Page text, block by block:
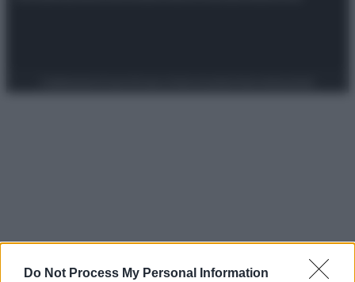
Do Not Process My Personal Information